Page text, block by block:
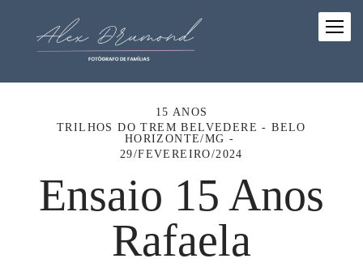
15 ANOS
TRILHOS DO TREM BELVEDERE - BELO
HORIZONTE/MG
29/FEVEREIRO/2024
Ensaio 15 Anos
Rafaela